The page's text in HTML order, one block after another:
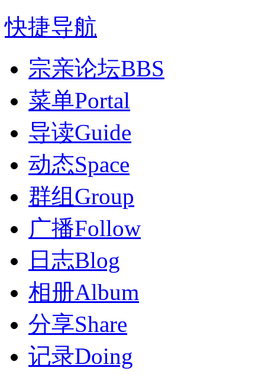
快捷导航
宗亲论坛BBS
菜单Portal
导读Guide
动态Space
群组 Group
广播Follow
日志Blog
相册Album
分享Share
记录Doing